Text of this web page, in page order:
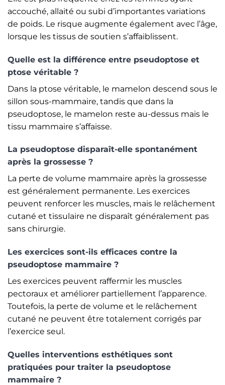
accouché, allaité ou subi d’importantes variations
de poids. Le risque augmente également avec l’âge,
lorsque les tissus de soutien s’affaiblissent.
Quelle est la différence entre pseudoptose et
ptose véritable ?
Dans la ptose véritable, le mamelon descend sous le
sillon sous-mammaire, tandis que dans la
pseudoptose, le mamelon reste au-dessus mais le
tissu mammaire s’affaisse.
La pseudoptose disparaît-elle spontanément
après la grossesse ?
La perte de volume mammaire après la grossesse
est généralement permanente. Les exercices
peuvent renforcer les muscles, mais le relâchement
cutané et tissulaire ne disparaît généralement pas
sans chirurgie.
Les exercices sont-ils efficaces contre la
pseudoptose mammaire ?
Les exercices peuvent raffermir les muscles
pectoraux et améliorer partiellement l’apparence.
Toutefois, la perte de volume et le relâchement
cutané ne peuvent être totalement corrigés par
l’exercice seul.
Quelles interventions esthétiques sont
pratiquées pour traiter la pseudoptose
mammaire ?